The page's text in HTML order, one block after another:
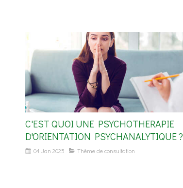
C'EST QUOI UNE PSYCHOTHERAPIE
D'ORIENTATION PSYCHANALYTIQUE ?
04 Jan 2025 Thème de consultation